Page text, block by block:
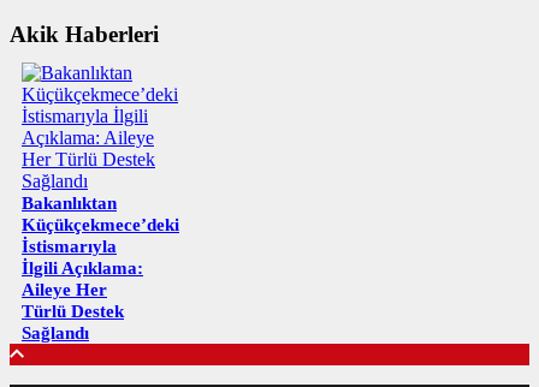
Akik Haberleri
Bakanlıktan
Küçükçekmece’deki
İstismarıyla
İlgili Açıklama:
Aileye Her
Türlü Destek
Sağlandı